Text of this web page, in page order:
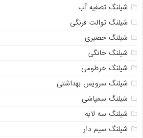
شیلنگ تصفیه آب
شیلنگ توالت فرنگی
شیلنگ حصیری
شیلنگ خانگی
شیلنگ خرطومی
شیلنگ سرویس بهداشتی
شیلنگ سمپاشی
شیلنگ سه لایه
شیلنگ سیم دار